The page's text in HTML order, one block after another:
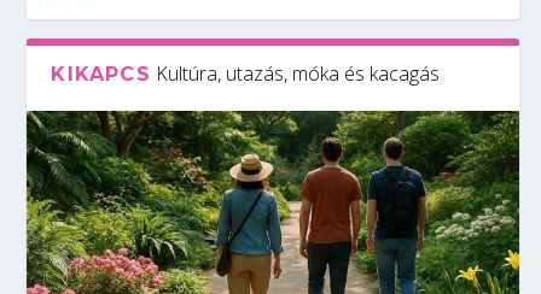
KIKAPCS Kultúra, utazás, móka és kacagás